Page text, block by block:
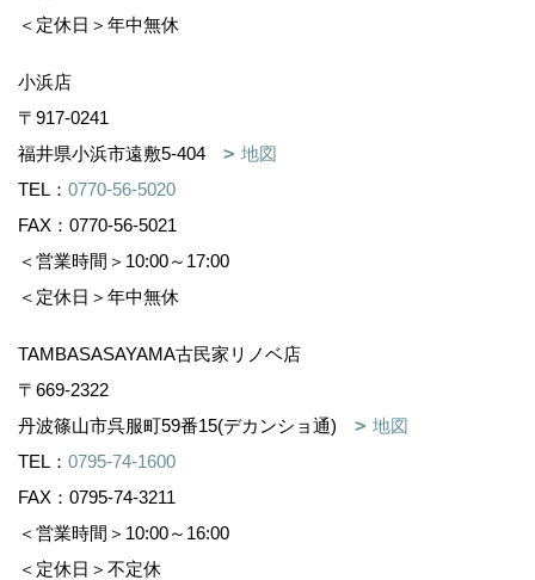
＜定休日＞年中無休
小浜店
〒917-0241
福井県小浜市遠敷5-404
地図
TEL： 0770-56-5020
FAX：0770-56-5021
＜営業時間＞10:00～17:00
＜定休日＞年中無休
TAMBASASAYAMA古民家リノベ店
〒669-2322
丹波篠山市呉服町59番15(デカンショ通)
地図
TEL： 0795-74-1600
FAX：0795-74-3211
＜営業時間＞10:00～16:00
＜定休日＞不定休